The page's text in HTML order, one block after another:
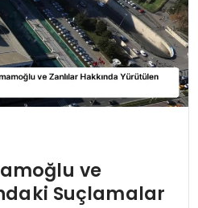
ve
Suçlamalar